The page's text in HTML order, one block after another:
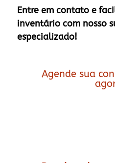
Entre em contato e
inventário com nosso
especializado!
Agende sua